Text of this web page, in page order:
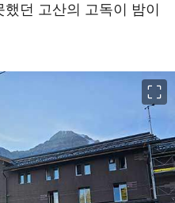
던 고산의 고독이 밤이